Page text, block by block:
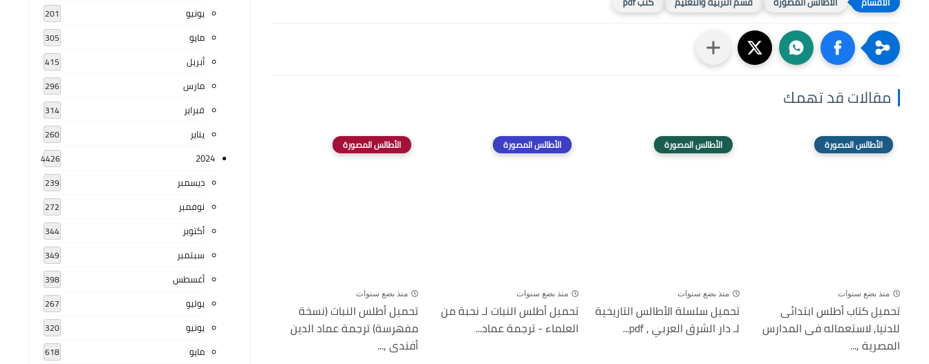
مقالات قد تهمك
الأطالس المصورة
منذ بضع سنوات
تحميل كتاب أطلس ابتدائى
للدنيا, لاستعماله فى المدارس
المصرية ,...
الأطالس المصورة
منذ بضع سنوات
تحميل سلسلة الأطالس التاريخية
لـ دار الشرق العربي , pdf...
الأطالس المصورة
منذ بضع سنوات
تحميل أطلس النبات لـ نحبة من
العلماء - ترجمة عماد...
الأطالس المصورة
منذ بضع سنوات
تحميل أطلس النبات (نسخة
مفهرسة) ترجمة عماد الدين
أفندى ,...
يونيو 201
مايو 305
أبريل 415
مارس 296
فبراير 314
يناير 260
2024
4426
ديسمبر 239
نوفمبر 272
أكتوبر 344
سبتمبر 349
أغسطس 398
يوليو 267
يونيو 320
مايو 618